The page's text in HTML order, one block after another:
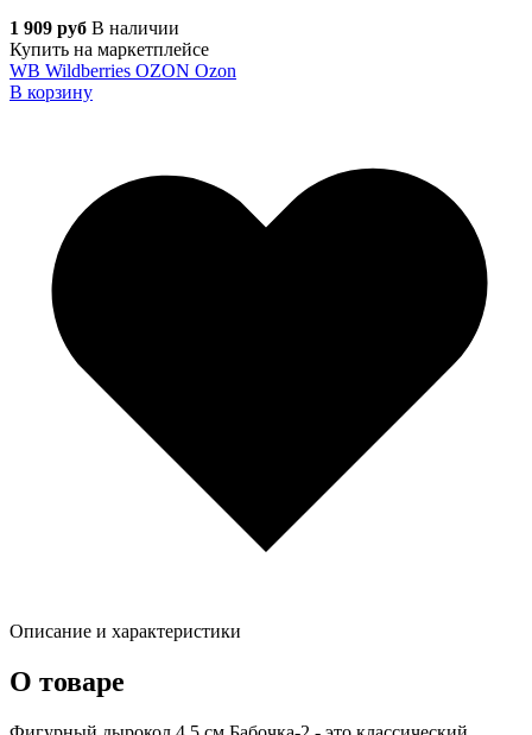
1 909 руб В наличии
Купить на маркетплейсе
WB Wildberries OZON Ozon
В корзину
Описание и характеристики
О товаре